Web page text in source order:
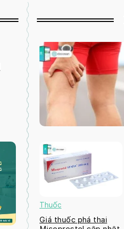
Thuốc
Giá thuốc phá thai